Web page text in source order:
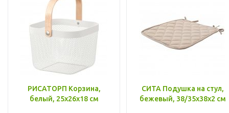
РИСАТОРП Корзина,
белый, 25x26x18 см
СИТА Подушка на стул,
бежевый, 38/35x38x2 см